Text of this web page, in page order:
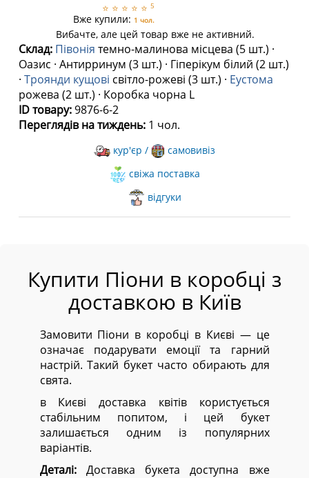
⭐ ⭐ ⭐ ⭐ ⭐ 5
Вже купили: 1 чол.
Вибачте, але цей товар вже не активний.
Склад: Півонія темно-малинова місцева (5 шт.) ·
Оазис · Антирринум (3 шт.) · Гіперікум білий (2 шт.)
· Троянди кущові світло-рожеві (3 шт.) · Еустома
рожева (2 шт.) · Коробка чорна L
ID товару:9876-6-2
Переглядів на тиждень: 1 чол.
кур'єр /
самовивіз
свіжа поставка
відгуки
Купити Піони в коробці з
доставкою в Київ
Замовити Піони в коробці в Києві — це
означає подарувати емоції та гарний
настрій. Такий букет часто обирають для
свята.
в Києві доставка квітів користується
стабільним попитом, і цей букет
залишається одним із популярних
варіантів.
Деталі:Доставка букета доступна вже